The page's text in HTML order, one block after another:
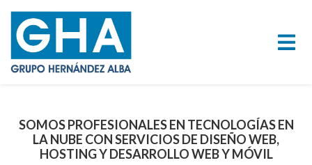
SOMOS PROFESIONALES EN TECNOLOGÍAS EN
LA NUBE CON SERVICIOS DE DISEÑO WEB,
HOSTING Y DESARROLLO WEB Y MÓVIL